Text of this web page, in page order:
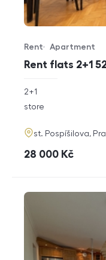
Rent flats 2+1
Offer type
Rent
Property type
Apartment
rozměry
2+1
funkce
store
adresa
st. Pospíšilova,
cena
28 000 Kč